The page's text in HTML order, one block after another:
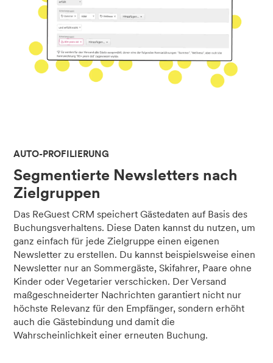
AUTO-PROFILIERUNG
Segmentierte Newsletters nach
Zielgruppen
Das ReGuest CRM speichert Gästedaten auf Basis des
Buchungsverhaltens. Diese Daten kannst du nutzen, um
ganz einfach für jede Zielgruppe einen eigenen
Newsletter zu erstellen. Du kannst beispielsweise einen
Newsletter nur an Sommergäste, Skifahrer, Paare ohne
Kinder oder Vegetarier verschicken. Der Versand
maßgeschneiderter Nachrichten garantiert nicht nur
höchste Relevanz für den Empfänger, sondern erhöht
auch die Gästebindung und damit die
Wahrscheinlichkeit einer erneuten Buchung.